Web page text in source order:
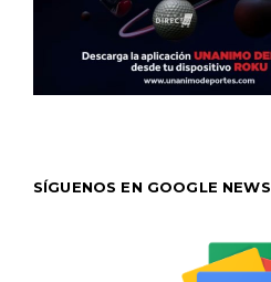
SÍGUENOS EN GOOGLE NEWS